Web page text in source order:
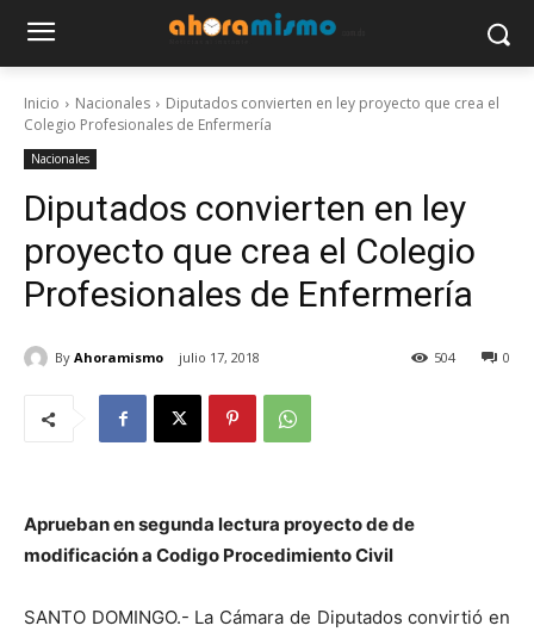
Inicio Nacionales
Diputados convierten en ley proyecto que crea el
Colegio Profesionales de Enfermería
Nacionales
Diputados convierten en ley
proyecto que crea el Colegio
Profesionales de Enfermería
By Ahoramismo julio 17, 2018 0
504
Aprueban en segunda lectura proyecto de de
modificación a Codigo Procedimiento Civil
SANTO DOMINGO.- La Cámara de Diputados convirtió en